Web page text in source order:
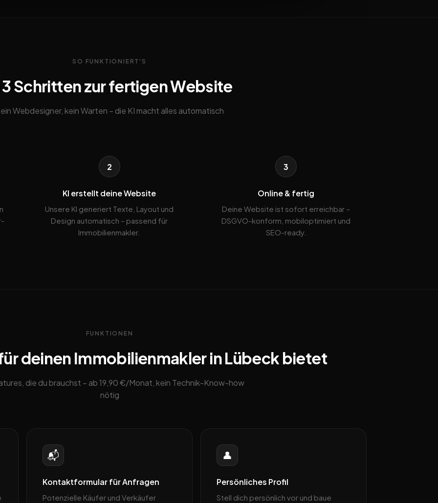
SO FUNKTIONIERT'S
3 Schritten zur fertigen Website
Webdesigner, kein Warten – die KI macht alles automatisch
2
KI erstellt deine Website
Unsere KI generiert Texte, Layout und
Design automatisch – passend für
Immobilienmakler.
3
Online & fertig
Deine Website ist sofort erreichbar –
DSGVO-konform, mobiloptimiert und
SEO-ready.
FUNKTIONEN
deinen Immobilienmakler in Lübeck bietet
die du brauchst – ab 19,90 €/Monat, kein Technik-Know-how
nötig
📬
Kontaktformular für Anfragen
Potenzielle Käufer und Verkäufer
👤
Persönliches Profil
Stell dich persönlich vor und baue